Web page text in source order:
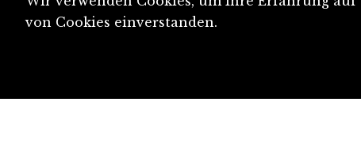
von Cookies einverstanden.